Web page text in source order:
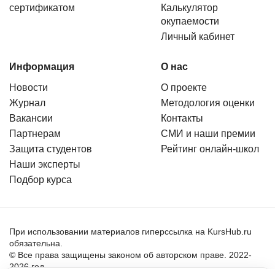
сертификатом
Калькулятор
окупаемости
Личный кабинет
Информация
Новости
Журнал
Вакансии
Партнерам
Защита студентов
Наши эксперты
Подбор курса
О нас
О проекте
Методология оценки
Контакты
СМИ и наши премии
Рейтинг онлайн-школ
При использовании материалов гиперссылка на KursHub.ru
обязательна.
© Все права защищены законом об авторском праве. 2022-
2026 год.